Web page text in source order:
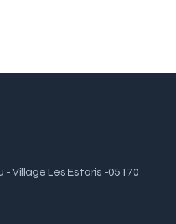
- Village Les Estaris -05170